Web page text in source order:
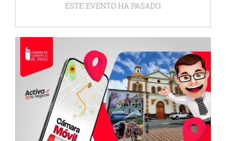
ESTE EVENTO HA PASADO.